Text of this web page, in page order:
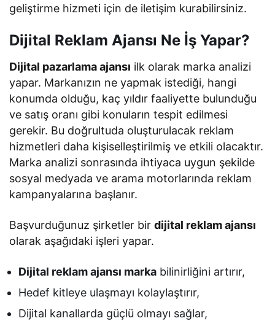
geliştirme hizmeti için de iletişim kurabilirsiniz.
Dijital Reklam Ajansı Ne İş Yapar?
Dijital pazarlama ajansı ilk olarak marka analizi
yapar. Markanızın ne yapmak istediği, hangi
konumda olduğu, kaç yıldır faaliyette bulunduğu
ve satış oranı gibi konuların tespit edilmesi
gerekir. Bu doğrultuda oluşturulacak reklam
hizmetleri daha kişiselleştirilmiş ve etkili olacaktır.
Marka analizi sonrasında ihtiyaca uygun şekilde
sosyal medyada ve arama motorlarında reklam
kampanyalarına başlanır.
Başvurduğunuz şirketler birdijital reklam ajansı
olarak aşağıdaki işleri yapar.
Dijital reklam ajansı marka bilinirliğini artırır,
Hedef kitleye ulaşmayı kolaylaştırır,
Dijital kanallarda güçlü olmayı sağlar,